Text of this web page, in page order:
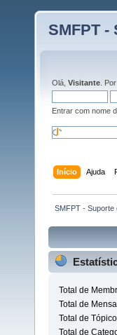
SMFPT -
Olá, Visitante .
Entrar com nome
Início Ajuda
SMFPT - Suporte
Total de
Total de
Total de
Total de